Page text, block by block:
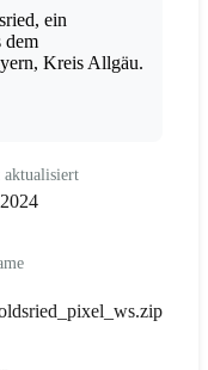
ein
dem
Kreis Allgäu.
aktualisiert